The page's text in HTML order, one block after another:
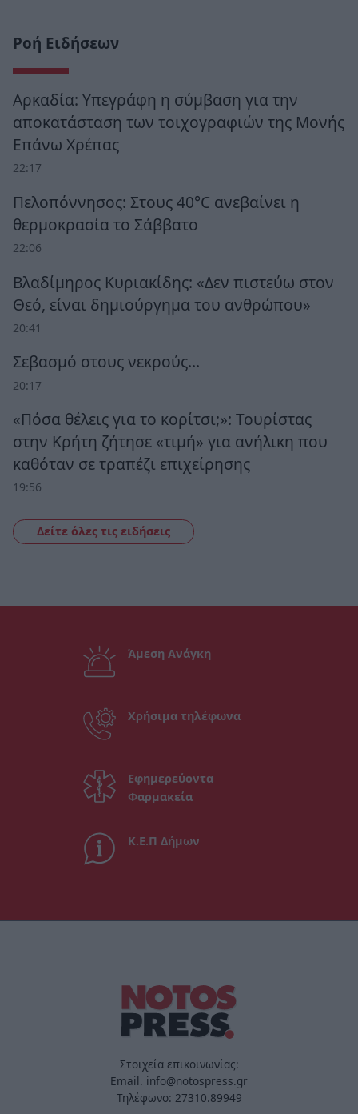
Ροή Ειδήσεων
Αρκαδία: Υπεγράφη η σύμβαση για την
αποκατάσταση των τοιχογραφιών της Μονής
Επάνω Χρέπας
22:17
Πελοπόννησος: Στους 40°C ανεβαίνει η
θερμοκρασία το Σάββατο
22:06
Βλαδίμηρος Κυριακίδης: «Δεν πιστεύω στον
Θεό, είναι δημιούργημα του ανθρώπου»
20:41
Σεβασμό στους νεκρούς…
20:17
«Πόσα θέλεις για το κορίτσι;»: Τουρίστας
στην Κρήτη ζήτησε «τιμή» για ανήλικη που
καθόταν σε τραπέζι επιχείρησης
19:56
Δείτε όλες τις ειδήσεις
Άμεση Ανάγκη
Χρήσιμα τηλέφωνα
Εφημερεύοντα
Φαρμακεία
Κ.Ε.Π Δήμων
Στοιχεία επικοινωνίας:
Email. info@notospress.gr
Τηλέφωνο: 27310.89949